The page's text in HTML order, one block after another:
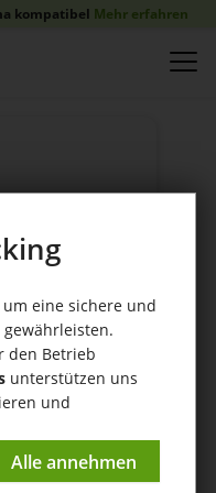
kompatibel Mehr erfahren
um eine sichere und
den Betrieb
unterstützen uns
und